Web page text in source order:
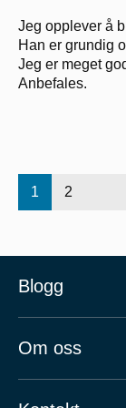
Jeg opplever å
Han er grundig
Jeg er meget
Anbefales.
1 2
Blogg
Om oss